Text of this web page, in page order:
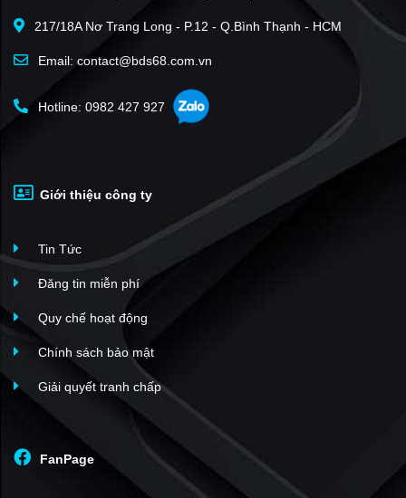
217/18A Nơ Trang Long - P.12 - Q.Bình Thạnh - HCM
Email: contact@bds68.com.vn
Hotline: 0982 427 927
Giới thiệu công ty
Tin Tức
Đăng tin miễn phí
Quy chế hoạt động
Chính sách bảo mật
Giải quyết tranh chấp
FanPage